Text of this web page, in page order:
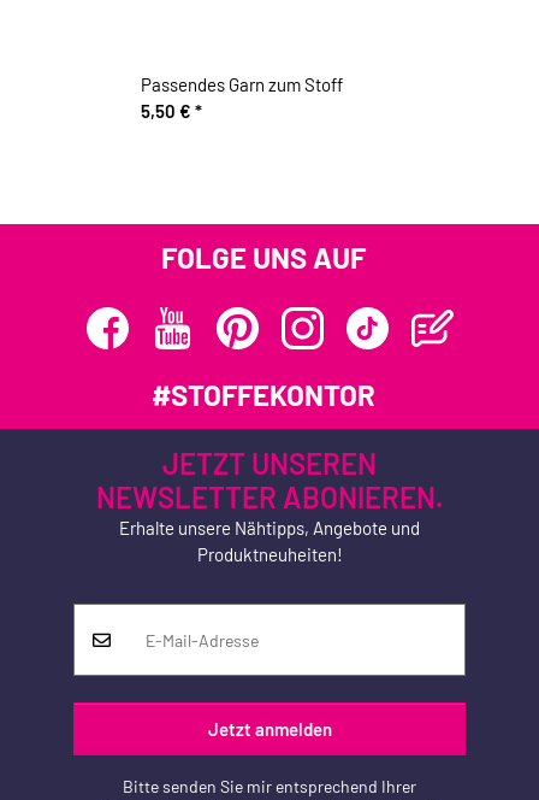
Passendes Garn zum Stoff
5,50 € *
FOLGE UNS AUF
#STOFFEKONTOR
JETZT UNSEREN
NEWSLETTER ABONIEREN.
Erhalte unsere Nähtipps, Angebote und
Produktneuheiten!
Jetzt anmelden
Bitte senden Sie mir entsprechend Ihrer